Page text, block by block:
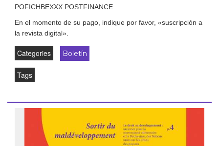
POFICHBEXXX POSTFINANCE.
En el momento de su pago, indique por favor, «suscripción a
la revista digital».
Categories Boletín
Tags